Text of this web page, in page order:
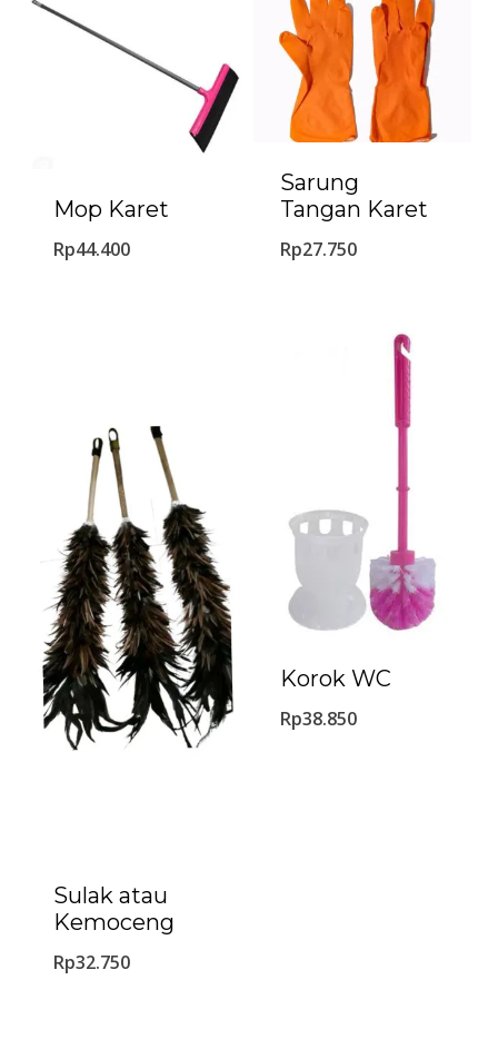
Mop Karet
Rp44.400
Sarung
Tangan Karet
Rp27.750
Sulak atau
Kemoceng
Rp32.750
Korok WC
Rp38.850